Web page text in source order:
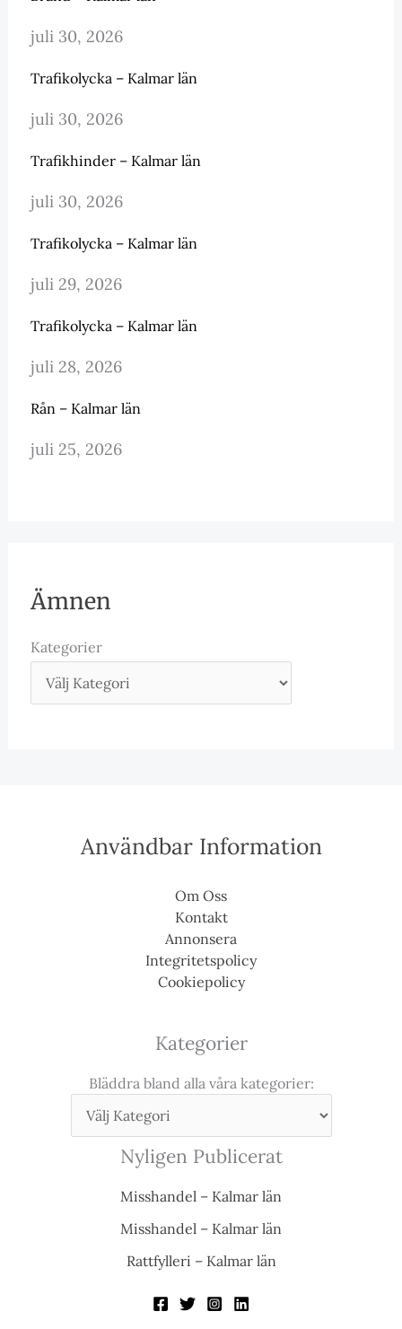
juli 30, 2026
Trafikolycka – Kalmar län
juli 30, 2026
Trafikhinder – Kalmar län
juli 30, 2026
Trafikolycka – Kalmar län
juli 29, 2026
Trafikolycka – Kalmar län
juli 28, 2026
Rån – Kalmar län
juli 25, 2026
Ämnen
Kategorier
Användbar Information
Om Oss
Kontakt
Annonsera
Integritetspolicy
Cookiepolicy
Kategorier
Bläddra bland alla våra kategorier:
Nyligen Publicerat
Misshandel – Kalmar län
Misshandel – Kalmar län
Rattfylleri – Kalmar län